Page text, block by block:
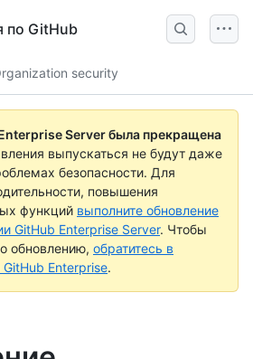
по GitHub
security
Server была прекращена
выпускаться не будут даже
безопасности. Для
повышения
функций выполните обновление
GitHub Enterprise Server. Чтобы
обновлению, обратитесь в
Enterprise.